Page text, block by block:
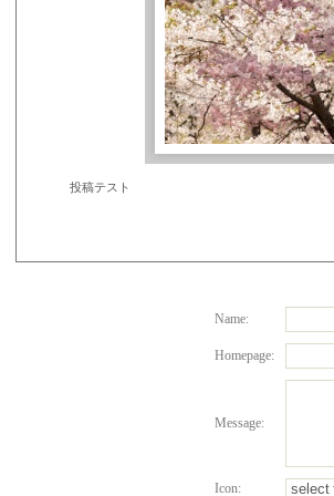
投稿テスト
Name:
Homepage:
Message:
Icon: